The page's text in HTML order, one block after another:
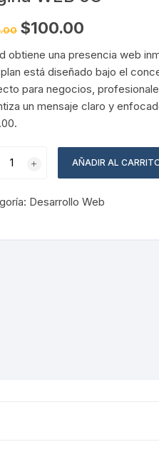
El
precio
era:
$150.00.
$100.00
es:
$100.00.
obtiene una presencia web
está diseñado bajo el
para negocios,
un mensaje claro y
AÑADIR AL
Desarrollo Web